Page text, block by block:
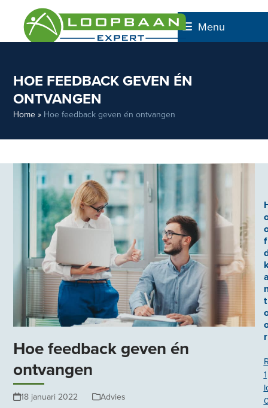
content
Menu
HOE FEEDBACK GEVEN ÉN
ONTVANGEN
Home » Hoe feedback geven én ontvangen
Hoe feedback geven én
ontvangen
18 januari 2022 Advies
f
t
r
1